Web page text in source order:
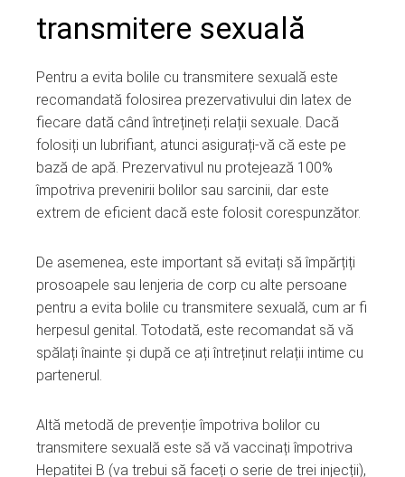
transmitere sexuală
Pentru a evita bolile cu transmitere sexuală este
recomandată folosirea prezervativului din latex de
fiecare dată când întrețineți relații sexuale. Dacă
folosiți un lubrifiant, atunci asigurați-vă că este pe
bază de apă. Prezervativul nu protejează 100%
împotriva prevenirii bolilor sau sarcinii, dar este
extrem de eficient dacă este folosit corespunzător.
De asemenea, este important să evitați să împărțiți
prosoapele sau lenjeria de corp cu alte persoane
pentru a evita bolile cu transmitere sexuală, cum ar fi
herpesul genital. Totodată, este recomandat să vă
spălați înainte și după ce ați întreținut relații intime cu
partenerul.
Altă metodă de prevenție împotriva bolilor cu
transmitere sexuală este să vă vaccinați împotriva
Hepatitei B (va trebui să faceți o serie de trei injecții),